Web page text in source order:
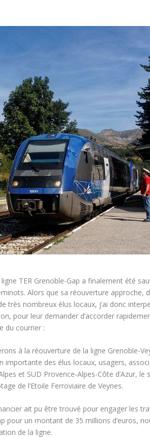
TER Grenoble-Gap a finalement été
Alors que sa réouverture approche,
très nombreux élus locaux, j’ai donc
pour leur demander d’accorder
du courrier :
à la réouverture de la ligne Grenoble-
importante des élus locaux, usagers,
et SUD Provence-Alpes-Côte d’Azur,
de l’Etoile Ferroviaire de Veynes.
ait pu être trouvé pour engager les
pour un montant de 35 millions d’euros,
de la ligne.